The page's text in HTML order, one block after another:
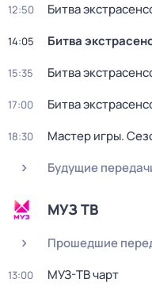
12:50 Битва
14:05 Битва
15:35 Битва
17:00 Битва
18:30 Мастер игры.
Будущие
МУЗ ТВ
Прошедшие
13:00 МУЗ-ТВ чарт